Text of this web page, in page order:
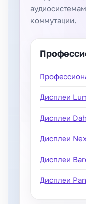
коммутации.
Дисплеи
Дисплеи
Дисплеи
Дисплеи
Дисплеи